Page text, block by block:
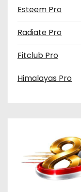
Esteem Pro
Radiate Pro
Fitclub Pro
Himalayas Pro